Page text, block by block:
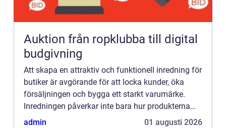
Auktion från ropklubba till digital
budgivning
Att skapa en attraktiv och funktionell inredning för
butiker är avgörande för att locka kunder, öka
försäljningen och bygga ett starkt varumärke.
Inredningen påverkar inte bara hur produkterna
exponeras, ...
admin 01 augusti 2026